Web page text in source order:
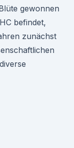
gewonnen
befindet,
zunächst